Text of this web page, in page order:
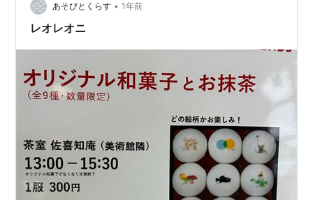
BUNNY』は、モノクロのイラストと美しい英語のリズム
が特徴のアルファベット絵本。単なるAB…
あそびとくらす • 1年前
レオレオニ